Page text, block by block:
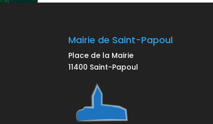
Mairie de Saint-Papoul
Place de la Mairie
11400 Saint-Papoul